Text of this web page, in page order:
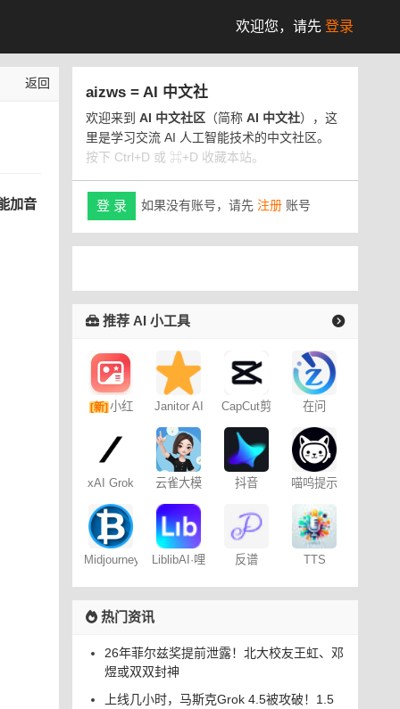
欢迎您， 请先 登录
返回
加音
aizws = AI 中文社
欢迎来到 AI 中文社区 （简称 AI 中文社），这
里是学习交流 AI 人工智能技术的中文社区。
按下 Ctrl+D 或 ⌘+D 收藏本站。
登 录 如果没有账号，请先 注册 账号
推荐 AI 小工具
[新] 小红
记
Janitor AI
聊天
CapCut剪
在问
xAI Grok
云雀大模
抖音
– 免费
喵呜提示
Midjourney
生成器
LiblibAI·哩
反谱
TTS
热门资讯
26年菲尔兹奖提前泄露！北大校友王虹、邓
煜或双双封神
上线几小时，马斯克Grok 4.5被攻破！1.5